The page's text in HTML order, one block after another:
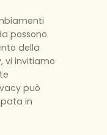
possono
della
vi invitiamo
può
in